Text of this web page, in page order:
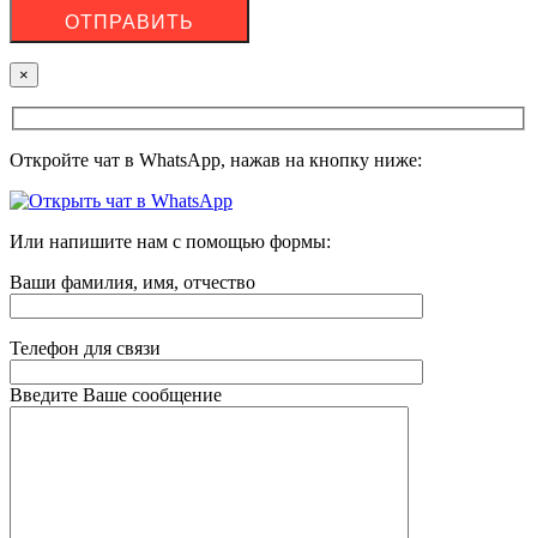
×
Откройте чат в WhatsApp, нажав на кнопку ниже:
Или напишите нам с помощью формы:
Ваши фамилия, имя, отчество
Телефон для связи
Введите Ваше сообщение